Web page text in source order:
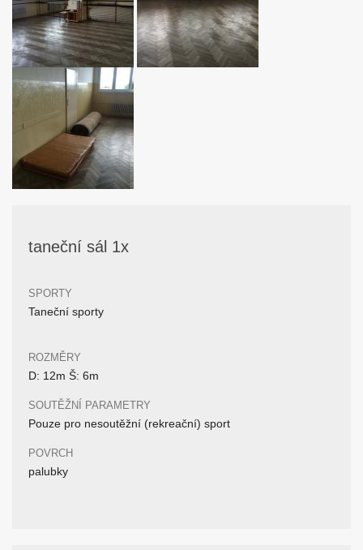
taneční sál 1x
SPORTY
Taneční sporty
ROZMĚRY
D: 12m Š: 6m
SOUTĚŽNÍ PARAMETRY
Pouze pro nesoutěžní (rekreační) sport
POVRCH
palubky